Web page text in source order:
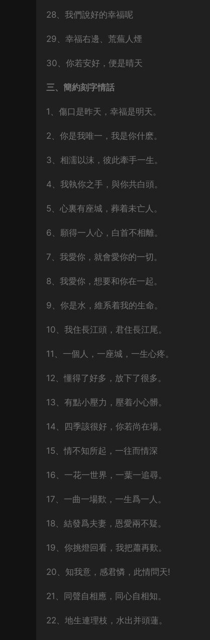
28、我們說好的幸福呢
29、幸福右邊、荒蕪人煙
30、你若安好，便是晴天
三、簡約刻字情話
1、傷口是昨天，幸福是明天。
2、你是我唯一，我是你什麽。
3、相濡以沫，彼此牽手一生。
4、我執你之手，與你共白頭。
5、心裏有座城，葬着未亡人。
6、願得一人心，白首不相離。
7、我愛你，就會愛你的一切。
8、我愛你，想要和你在一起。
9、你是水，維系着我的生命。
10、我住長江頭，君住長江尾。
11、一個人，一座城，一生心疼。
12、懂得了好多，放下了很多。
13、有點小壓力，壓着小心髒。
14、四季該很好，你若尚在場。
15、情不知所起，一往而情深
16、一花一世界，一葉一追尋。
17、一曲一場歎，一生爲一人。
18、結發爲夫妻，恩愛兩不疑。
19、你挑燈回看，我把蕭再歎。
20、知我意，感君憐，此情問天!
21、同聲自相應，同心自相知。
22、地生連理枝，水出并頭蓮。